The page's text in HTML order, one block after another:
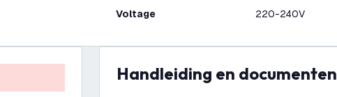
Voltage 220-240V
Handleiding en documenten